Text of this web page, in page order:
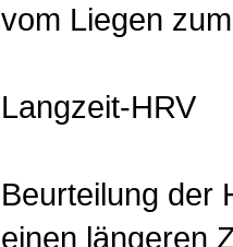
vom Liegen
Langzeit-HRV
Beurteilung der
einen längeren